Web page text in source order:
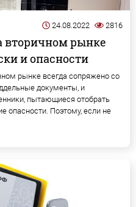
24.08.2022 2816
вторичном рынке
и опасности
рынке всегда сопряжено со
документы, и
пытающиеся отобрать
опасности. Поэтому, если не